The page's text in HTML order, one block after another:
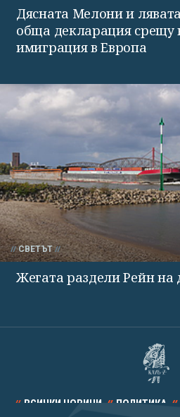
Дясната Мелони и
обща декларация срещу
имиграция в Европа
СВЕТЪТ
Жегата раздели Рейн на
ВСИЧКИ НОВИНИ ПОЛИТИКА